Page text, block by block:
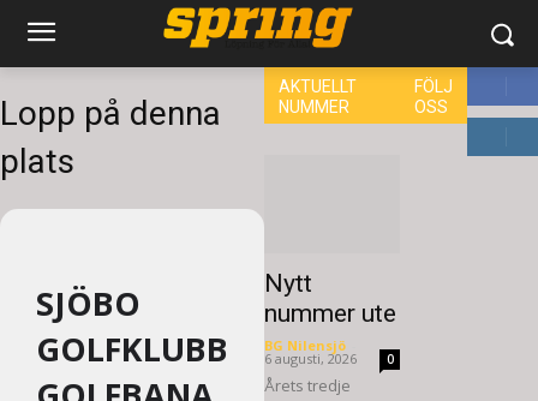
Lopp på denna
plats
SJÖBO
GOLFKLUBB
AKTUELLT
NUMMER
Nytt
nummer ute
BG Nilensjö
6 augusti, 2026 0
Årets tredje
FÖLJ
OSS
8,660
6,714